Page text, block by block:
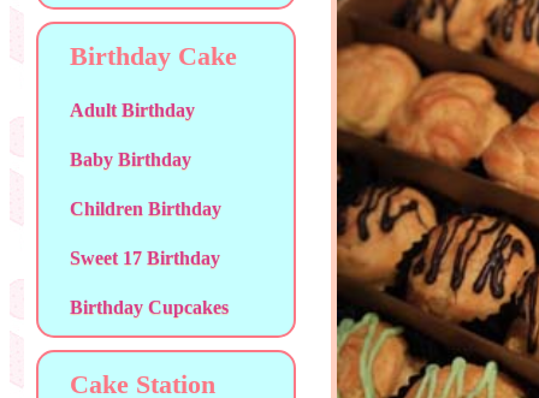
Birthday Cake
Adult Birthday
Baby Birthday
Children Birthday
Sweet 17 Birthday
Birthday Cupcakes
Cake Station